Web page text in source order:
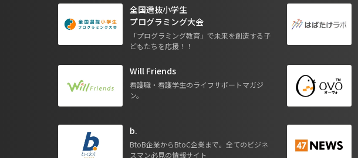
全国選抜小学生
プログラミング大会
「プログラミング教育」で未来を創造する子
どもたちを応援！！
Will Friends
看護職・看護学生のライフサポートマガジ
ン。
b.
BtoB企業からBtoC企業まで。全てのビジネ
スマン必見の情報サイト